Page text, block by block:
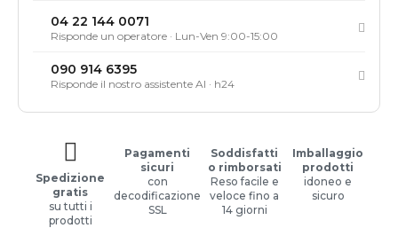
04 22 144 0071
Risponde un operatore · Lun-Ven 9:00-15:00
090 914 6395
Risponde il nostro assistente AI · h24
Spedizione
gratis
su tutti i
prodotti
Pagamenti
sicuri
con
decodificazione
SSL
Soddisfatti
o rimborsati
Reso facile e
veloce fino a
14 giorni
Imballaggio
prodotti
idoneo e
sicuro